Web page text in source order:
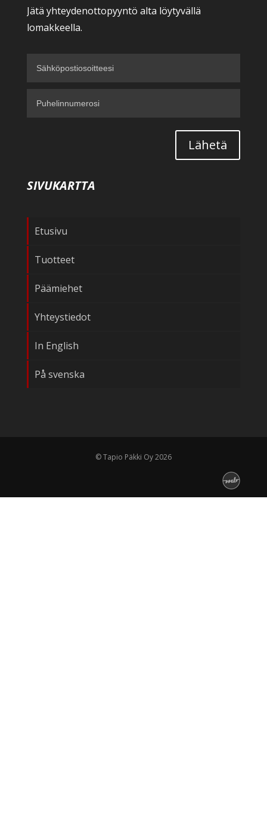
Jätä yhteydenottopyyntö alta löytyvällä
lomakkeella.
Lähetä
SIVUKARTTA
Etusivu
Tuotteet
Päämiehet
Yhteystiedot
In English
På svenska
© Tapio Päkki Oy 2026